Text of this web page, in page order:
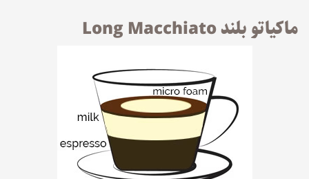
ماکیاتو بلند Long Macchiato